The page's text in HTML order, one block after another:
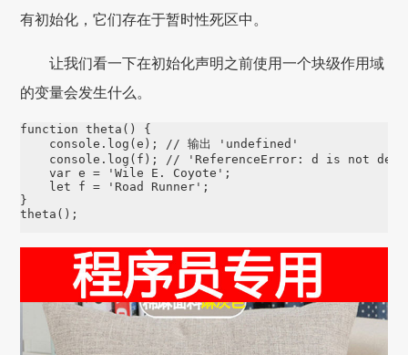
有初始化，它们存在于暂时性死区中。
让我们看一下在初始化声明之前使用一个块级作用域
的变量会发生什么。
function theta () {
console . log (e); // 输出 'undefined'
console . log (f); // 'ReferenceError: d is not
var e = 'Wile E. Coyote ' ;
let f = ' Road Runner ' ;
theta ();